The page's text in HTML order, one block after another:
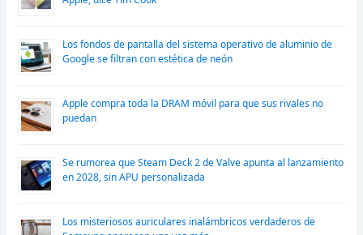
Los fondos de pantalla del sistema operativo de aluminio de
Google se filtran con estética de neón
Apple compra toda la DRAM móvil para que sus rivales no
puedan
Se rumorea que Steam Deck 2 de Valve apunta al lanzamiento
en 2028, sin APU personalizada
Los misteriosos auriculares inalámbricos verdaderos de